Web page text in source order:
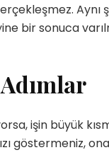
Aynı
bir sonuca
işin büyük
göstermeniz,